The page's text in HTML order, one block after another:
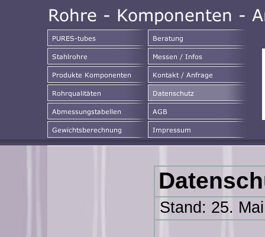
Stand: 25.